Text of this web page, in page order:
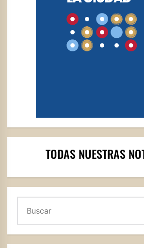
TODAS NUESTRAS